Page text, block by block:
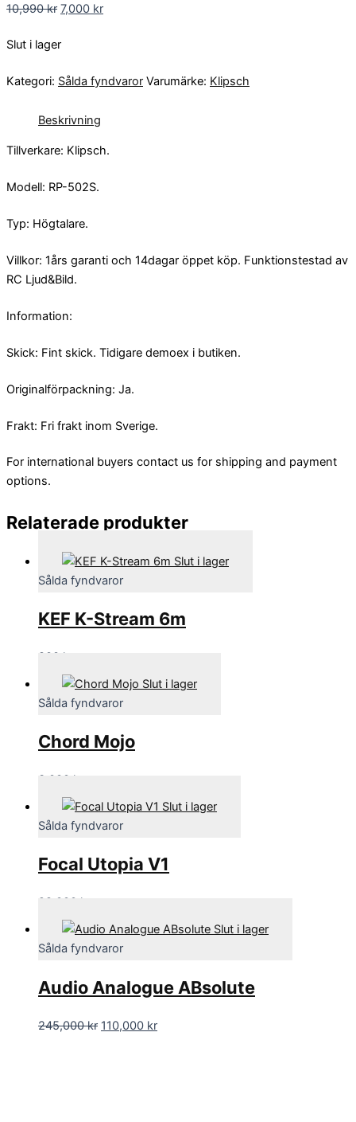
10,990kr 7,000 kr
Slut i lager
Kategori: Sålda fyndvaror Varumärke: Klipsch
Beskrivning
Tillverkare: Klipsch.
Modell: RP-502S.
Typ: Högtalare.
Villkor: 1års garanti och 14dagar öppet köp. Funktionstestad av
RC Ljud&Bild.
Information:
Skick: Fint skick. Tidigare demoex i butiken.
Originalförpackning: Ja.
Frakt: Fri frakt inom Sverige.
For international buyers contact us for shipping and payment
options.
Relaterade produkter
Slut i lager
Sålda fyndvaror
KEF K-Stream 6m
800 kr
Slut i lager
Sålda fyndvaror
Chord Mojo
3,000 kr
Slut i lager
Sålda fyndvaror
Focal Utopia V1
28,000 kr
Slut i lager
Sålda fyndvaror
Audio Analogue ABsolute
245,000kr 110,000 kr